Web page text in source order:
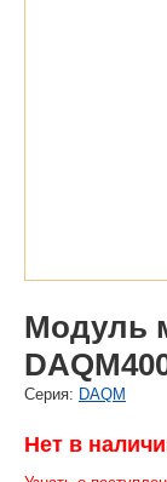
Модуль
Cерия: DAQM
Нет в